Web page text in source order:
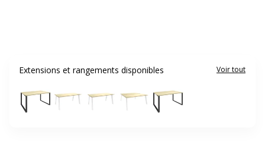
Extensions et rangements disponibles Voir tout